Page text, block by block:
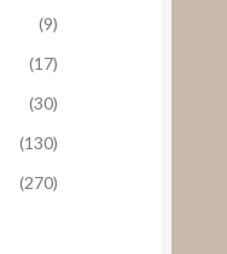
(9)
(17)
(30)
(130)
(270)